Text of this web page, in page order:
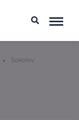
Sokolov